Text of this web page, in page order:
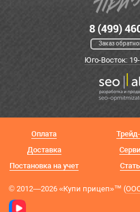
8 (499)
Заказ
Юго-Восток:
Оплата
Доставка
Постановка на учет
© 2012—2026 «Купи прицеп»™ (